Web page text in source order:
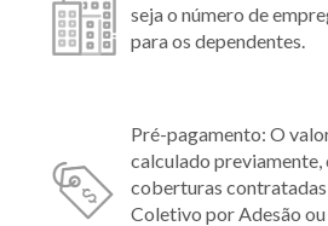
seja o número de
para os dependentes.
Pré-pagamento: O
calculado previamente,
coberturas contratadas
Coletivo por Adesão ou